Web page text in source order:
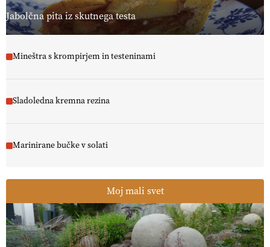
Jabolčna pita iz skutnega testa
Mineštra s krompirjem in testeninami
Sladoledna kremna rezina
Marinirane bučke v solati
Moj mali svet